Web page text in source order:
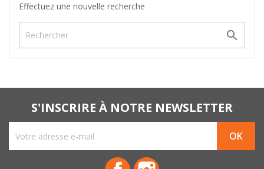
Effectuez une nouvelle recherche

S'INSCRIRE À NOTRE NEWSLETTER
Facebook